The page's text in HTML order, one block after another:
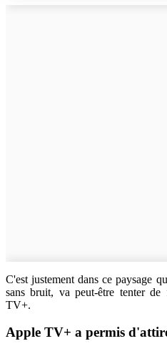
C'est justement dans ce paysage
sans bruit, va peut-être tenter
TV+.
Apple TV+ a permis